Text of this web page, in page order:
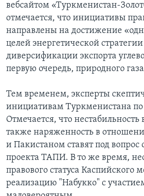
вебсайтом «Туркменистан-
отмечается, что инициативы
направлены на достижение
целей энергетической
диверсификации экспорта
первую очередь, природного
Тем временем, эксперты
инициативам Туркменистана
Отмечается, что нестабильность
также наряженность в
и Пакистаном ставят под вопрос
проекта ТАПИ. В то же время,
правового статуса Каспийского
реализацию "Набукко" с